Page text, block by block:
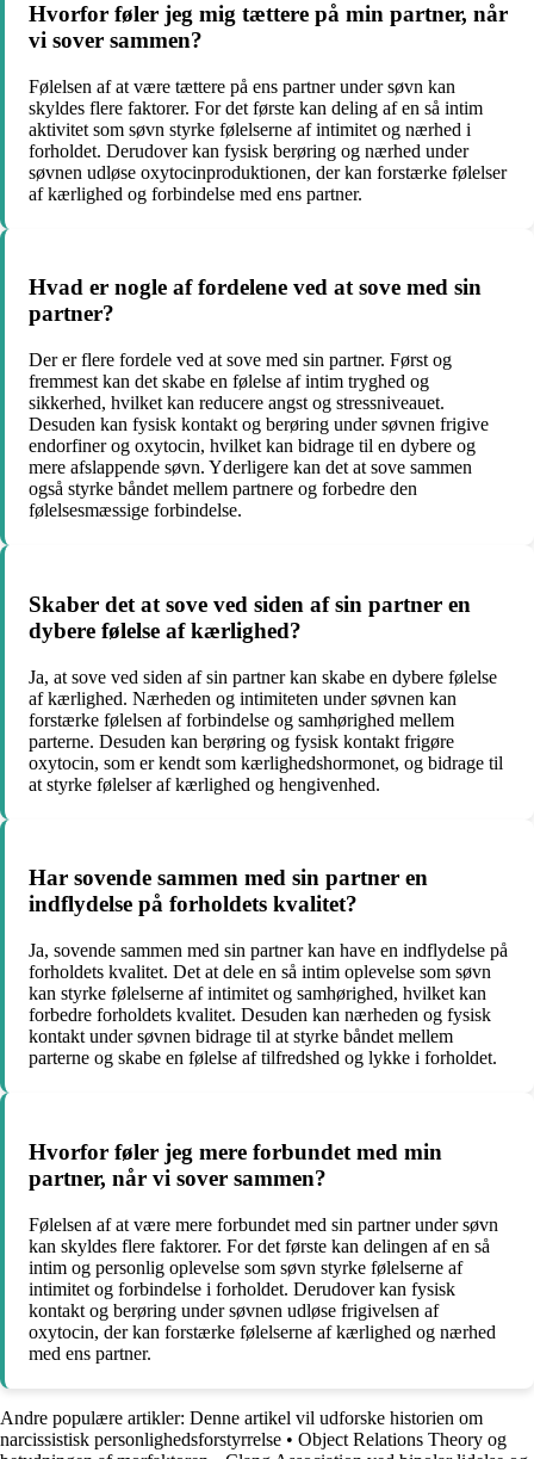
Hvorfor føler jeg mig tættere på min partner, når
vi sover sammen?
Følelsen af at være tættere på ens partner under søvn kan
skyldes flere faktorer. For det første kan deling af en så intim
aktivitet som søvn styrke følelserne af intimitet og nærhed i
forholdet. Derudover kan fysisk berøring og nærhed under
søvnen udløse oxytocinproduktionen, der kan forstærke følelser
af kærlighed og forbindelse med ens partner.
Hvad er nogle af fordelene ved at sove med sin
partner?
Der er flere fordele ved at sove med sin partner. Først og
fremmest kan det skabe en følelse af intim tryghed og
sikkerhed, hvilket kan reducere angst og stressniveauet.
Desuden kan fysisk kontakt og berøring under søvnen frigive
endorfiner og oxytocin, hvilket kan bidrage til en dybere og
mere afslappende søvn. Yderligere kan det at sove sammen
også styrke båndet mellem partnere og forbedre den
følelsesmæssige forbindelse.
Skaber det at sove ved siden af sin partner en
dybere følelse af kærlighed?
Ja, at sove ved siden af sin partner kan skabe en dybere følelse
af kærlighed. Nærheden og intimiteten under søvnen kan
forstærke følelsen af forbindelse og samhørighed mellem
parterne. Desuden kan berøring og fysisk kontakt frigøre
oxytocin, som er kendt som kærlighedshormonet, og bidrage til
at styrke følelser af kærlighed og hengivenhed.
Har sovende sammen med sin partner en
indflydelse på forholdets kvalitet?
Ja, sovende sammen med sin partner kan have en indflydelse på
forholdets kvalitet. Det at dele en så intim oplevelse som søvn
kan styrke følelserne af intimitet og samhørighed, hvilket kan
forbedre forholdets kvalitet. Desuden kan nærheden og fysisk
kontakt under søvnen bidrage til at styrke båndet mellem
parterne og skabe en følelse af tilfredshed og lykke i forholdet.
Hvorfor føler jeg mere forbundet med min
partner, når vi sover sammen?
Følelsen af at være mere forbundet med sin partner under søvn
kan skyldes flere faktorer. For det første kan delingen af en så
intim og personlig oplevelse som søvn styrke følelserne af
intimitet og forbindelse i forholdet. Derudover kan fysisk
kontakt og berøring under søvnen udløse frigivelsen af
oxytocin, der kan forstærke følelserne af kærlighed og nærhed
med ens partner.
Andre populære artikler: Denne artikel vil udforske historien om
narcissistisk personlighedsforstyrrelse • Object Relations Theory og